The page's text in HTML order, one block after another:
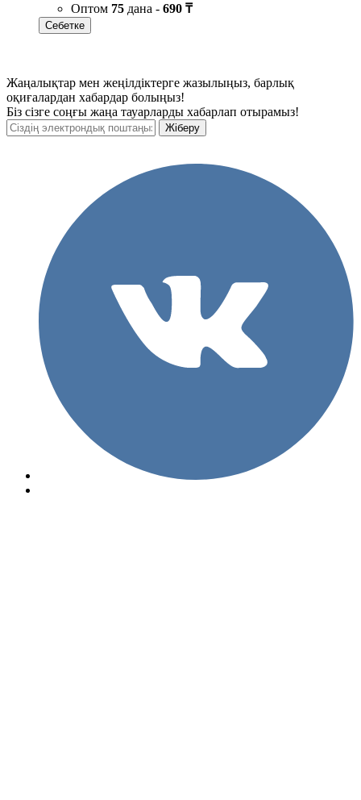
Оптом 75 дана - 690 ₸
Себетке
Жаңалықтар мен жеңілдіктерге жазылыңыз, барлық
оқиғалардан хабардар болыңыз!
Біз сізге соңғы жаңа тауарларды хабарлап отырамыз!